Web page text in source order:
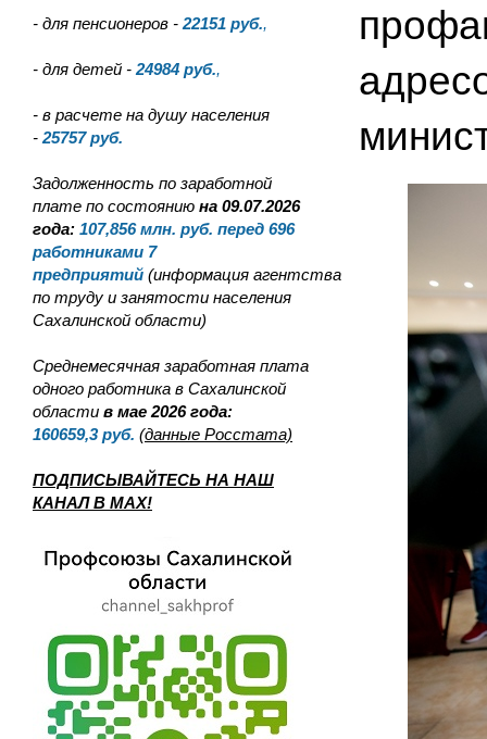
- для пенсионеров - 22151 руб.,
- для детей - 24984 руб.,
- в расчете на душу населения
- 25757 руб.
Задолженность по заработной
плате по состоянию на 09.07.2026
года: 107,856 млн. руб. перед 696
работниками 7
предприятий (информация агентства
по труду и занятости населения
Сахалинской области)
Среднемесячная заработная плата
одного работника в Сахалинской
области в мае 2026 года:
160659,3 руб. (данные Росстата)
ПОДПИСЫВАЙТЕСЬ НА НАШ
КАНАЛ В MAX!